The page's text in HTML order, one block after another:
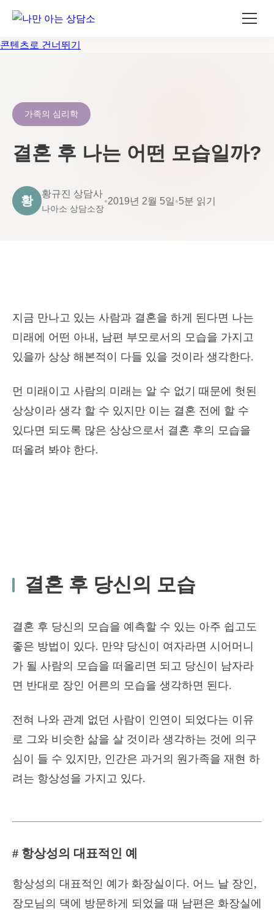
콘텐츠로 건너뛰기
가족의 심리학
결혼 후 나는 어떤 모습일까?
황
황규진 상담사
나아소 상담소장
•2019년 2월 5일•5분 읽기
지금 만나고 있는 사람과 결혼을 하게 된다면 나는
미래에 어떤 아내, 남편 부모로서의 모습을 가지고
있을까 상상 해본적이 다들 있을 것이라 생각한다.
먼 미래이고 사람의 미래는 알 수 없기 때문에 헛된
상상이라 생각 할 수 있지만 이는 결혼 전에 할 수
있다면 되도록 많은 상상으로서 결혼 후의 모습을
떠올려 봐야 한다.
결혼 후 당신의 모습
결혼 후 당신의 모습을 예측할 수 있는 아주 쉽고도
좋은 방법이 있다. 만약 당신이 여자라면 시어머니
가 될 사람의 모습을 떠올리면 되고 당신이 남자라
면 반대로 장인 어른의 모습을 생각하면 된다.
전혀 나와 관계 없던 사람이 인연이 되었다는 이유
로 그와 비슷한 삶을 살 것이라 생각하는 것에 의구
심이 들 수 있지만, 인간은 과거의 원가족을 재현 하
려는 항상성을 가지고 있다.
# 항상성의 대표적인 예
항상성의 대표적인 예가 화장실이다. 어느 날 장인,
장모님의 댁에 방문하게 되었을 때 남편은 화장실에